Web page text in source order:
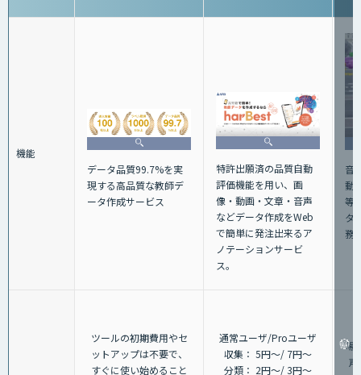
機能
データ品質99.7%を実
現する高品質な教師デ
ータ作成サービス
特許出願済の品質自動
評価機能を用い、画
像・動画・文章・音声
などデータ作成をWeb
で簡単に発注出来るア
ノテーションサービ
ス。
音
動
等
タ
務
ツールの初期費用やセ
ットアップは不要で、
すぐに使い始めること
通常ユーザ/Proユーザ
収集： 5円～/ 7円～
分類： 2円～/ 3円～
場
声